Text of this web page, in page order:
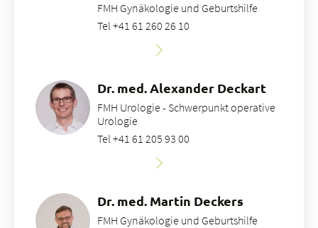
FMH Gynäkologie und Geburtshilfe
Tel +41 61 260 26 10
Dr. med. Alexander Deckart
FMH Urologie - Schwerpunkt operative
Urologie
Tel +41 61 205 93 00
Dr. med. Martin Deckers
FMH Gynäkologie und Geburtshilfe